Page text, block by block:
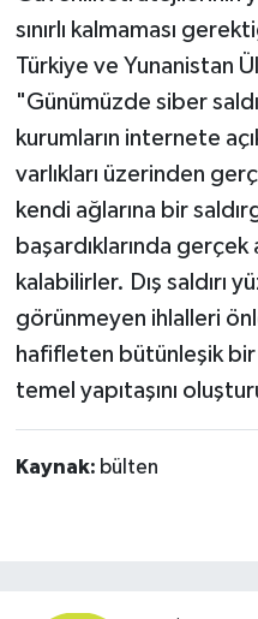
sınırlı kalmaması
Türkiye ve Yunanistan
"Günümüzde siber
kurumların internete
varlıkları üzerinden
kendi ağlarına bir
başardıklarında
kalabilirler. Dış saldırı
görünmeyen ihlalleri
hafifleten bütünleşik bir
temel yapıtaşını
Kaynak: bülten